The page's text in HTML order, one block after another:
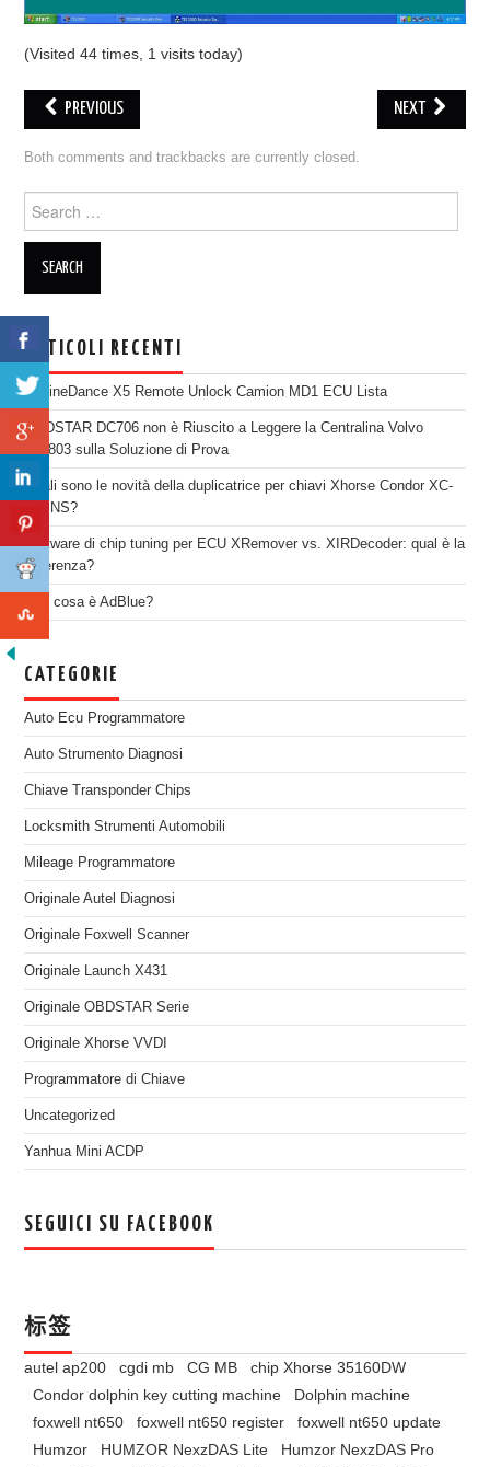
XHORSE VVDI
(Visited 44 times, 1 visits today)
PREVIOUS NEXT
Both comments and trackbacks are currently closed.
Search for:
ARTICOLI RECENTI
EngineDance X5 Remote Unlock Camion MD1 ECU Lista
OBDSTAR DC706 non è Riuscito a Leggere la Centralina Volvo
SID803 sulla Soluzione di Prova
Quali sono le novità della duplicatrice per chiavi Xhorse Condor XC-
TWINS?
Software di chip tuning per ECU XRemover vs. XIRDecoder: qual è la
differenza?
Che cosa è AdBlue?
CATEGORIE
Auto Ecu Programmatore
Auto Strumento Diagnosi
Chiave Transponder Chips
Locksmith Strumenti Automobili
Mileage Programmatore
Originale Autel Diagnosi
Originale Foxwell Scanner
Originale Launch X431
Originale OBDSTAR Serie
Originale Xhorse VVDI
Programmatore di Chiave
Uncategorized
Yanhua Mini ACDP
SEGUICI SU FACEBOOK
标签
autel ap200 cgdi mb CG MB
chip Xhorse 35160DW
Condor dolphin key cutting machine
Dolphin machine
foxwell nt650
foxwell nt650 register
foxwell nt650 update
Humzor
HUMZOR NexzDAS Lite
Humzor NexzDAS Pro